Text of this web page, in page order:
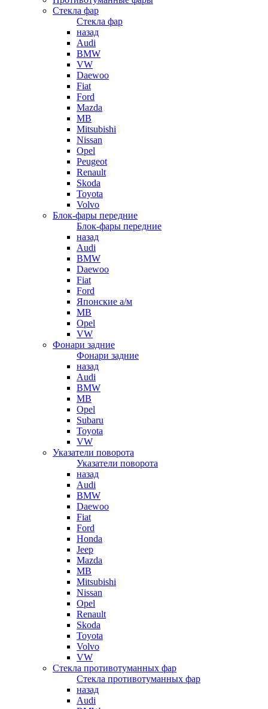
Стекла фар
Стекла фар
назад
Audi
BMW
VW
Daewoo
Fiat
Ford
Mazda
MB
Mitsubishi
Nissan
Opel
Peugeot
Renault
Skoda
Toyota
Volvo
Блок-фары передние
Блок-фары передние
назад
Audi
BMW
Daewoo
Fiat
Ford
Японские а/м
MB
Opel
VW
Фонари задние
Фонари задние
назад
Audi
BMW
MB
Opel
Subaru
Toyota
VW
Указатели поворота
Указатели поворота
назад
Audi
BMW
Daewoo
Fiat
Ford
Honda
Jeep
Mazda
MB
Mitsubishi
Nissan
Opel
Renault
Skoda
Toyota
Volvo
VW
Стекла противотуманных фар
Стекла противотуманных фар
назад
Audi